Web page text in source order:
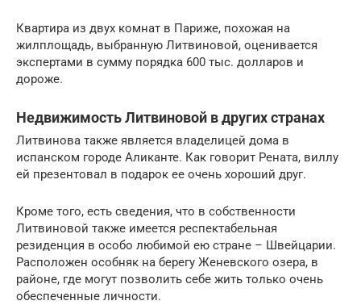
Квартира из двух комнат в Париже, похожая на
жилплощадь, выбранную Литвиновой, оценивается
экспертами в сумму порядка 600 тыс. долларов и
дороже.
Недвижимость Литвиновой в других странах
Литвинова также является владелицей дома в
испанском городе Аликанте. Как говорит Рената, виллу
ей презентовал в подарок ее очень хороший друг.
Кроме того, есть сведения, что в собственности
Литвиновой также имеется респектабельная
резиденция в особо любимой ею стране – Швейцарии.
Расположен особняк на берегу Женевского озера, в
районе, где могут позволить себе жить только очень
обеспеченные личности.